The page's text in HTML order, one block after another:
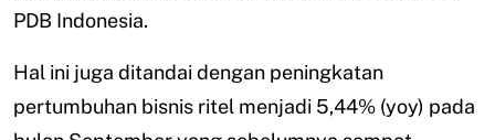
PDB Indonesia.
Hal ini juga ditandai dengan peningkatan
pertumbuhan bisnis ritel menjadi 5,44% (yoy) pada